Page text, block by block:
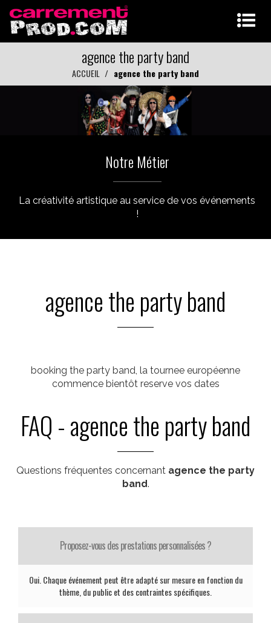
agence the party band
ACCUEIL agence the party band
Notre Métier
La créativité artistique au service de vos événements
!
agence the party band
booking the party band, la tournee européenne
commence bientôt reserve vos dates
FAQ - agence the party band
Questions fréquentes concernant agence the party
band.
Proposez-vous des prestations personnalisées ?
Oui. Chaque événement peut être adapté sur mesure en fonction du
thème, du public et des contraintes spécifiques.